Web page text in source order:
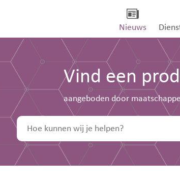
Nieuws
Vind een
aangeboden door